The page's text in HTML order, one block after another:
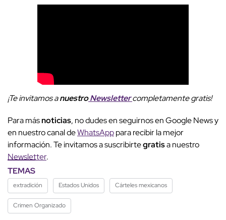
¡Te invitamos anuestroNewslettercompletamente gratis!
Para másnoticias, no dudes en seguirnos en Google News y
en nuestro canal deWhatsApppara recibir la mejor
información. Te invitamos a suscribirtegratisa nuestro
Newsletter.
TEMAS
extradición Estados Unidos Cárteles mexicanos
Crimen Organizado